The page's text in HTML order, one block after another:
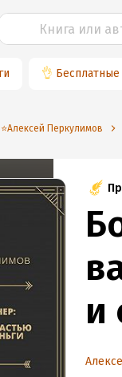
👌 Бесплатные
⭐️Алексей Перкулимов
и
в